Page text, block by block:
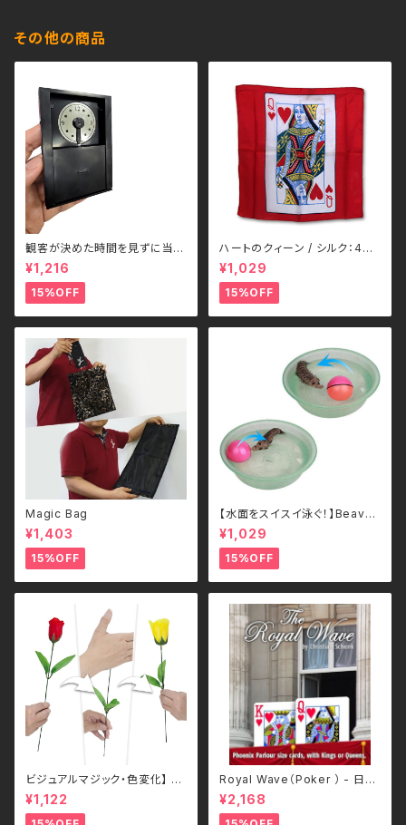
その他の商品
観客が決めた時間を見ずに当て
る - Guess the Time
¥1,216
15%OFF
ハートのクィーン / シルク：40
㎝角 Silk 16 inch Blank Card
by Gosh
¥1,029
15%OFF
Magic Bag
¥1,403
15%OFF
【水面をスイスイ泳ぐ！】Beave
r's Ball 電動ビーバーボール
犬・猫用 ペットトイ
¥1,029
15%OFF
ビジュアルマジック・色変化】 ロ
ーズマジック・色変化 – Color
Change Rose
¥1,122
Royal Wave（Poker ） - 日本
語補足解説書付き
¥2,168